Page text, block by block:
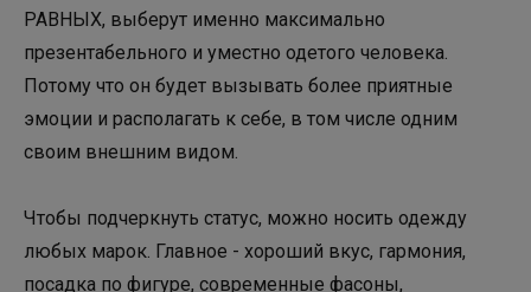
РАВНЫХ, выберут именно максимально
презентабельного и уместно одетого человека.
Потому что он будет вызывать более приятные
эмоции и располагать к себе, в том числе одним
своим внешним видом.
Чтобы подчеркнуть статус, можно носить одежду
любых марок. Главное - хороший вкус, гармония,
посадка по фигуре, современные фасоны,